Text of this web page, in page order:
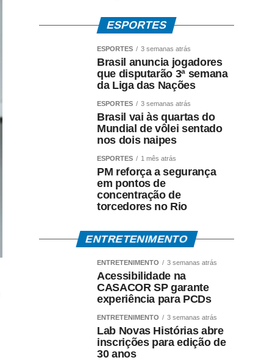
ESPORTES
ESPORTES 3 semanas atrás
Brasil anuncia jogadores
que disputarão 3ª semana
da Liga das Nações
ESPORTES 3 semanas atrás
Brasil vai às quartas do
Mundial de vôlei sentado
nos dois naipes
ESPORTES 1 mês atrás
PM reforça a segurança
em pontos de
concentração de
torcedores no Rio
ENTRETENIMENTO
ENTRETENIMENTO 3 semanas atrás
Acessibilidade na
CASACOR SP garante
experiência para PCDs
ENTRETENIMENTO 3 semanas atrás
Lab Novas Histórias abre
inscrições para edição de
30 anos